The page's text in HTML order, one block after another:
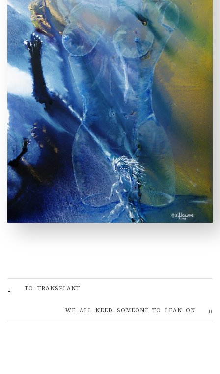
TO TRANSPLANT
WE ALL NEED SOMEONE TO LEAN ON